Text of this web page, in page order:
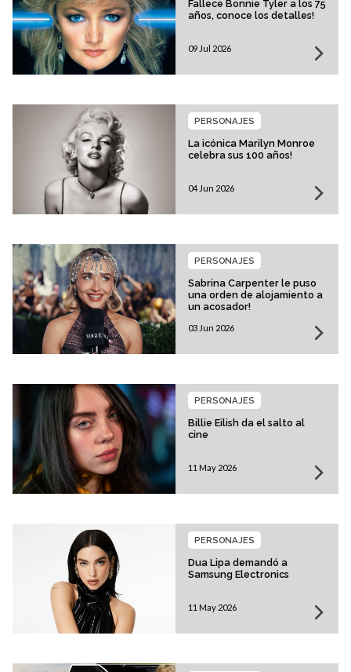
Fallece Bonnie Tyler a los 75
años, conoce los detalles!
09 Jul 2026
La icónica Marilyn Monroe
celebra sus 100 años!
PERSONAJES
04 Jun 2026
Sabrina Carpenter le puso
una orden de alojamiento a
un acosador!
PERSONAJES
03 Jun 2026
Billie Eilish da el salto al
cine
PERSONAJES
11 May 2026
Dua Lipa demandó a
Samsung Electronics
PERSONAJES
11 May 2026